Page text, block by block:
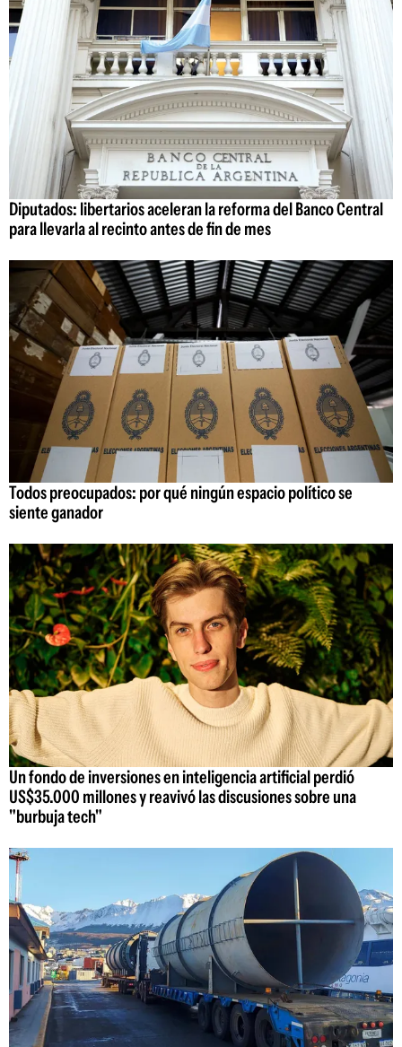
Diputados: libertarios aceleran la reforma del Banco Central
para llevarla al recinto antes de fin de mes
Todos preocupados: por qué ningún espacio político se
siente ganador
Un fondo de inversiones en inteligencia artificial perdió
US$35.000 millones y reavivó las discusiones sobre una
"burbuja tech"